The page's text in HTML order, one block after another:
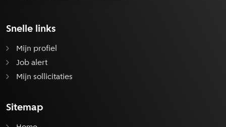
Snelle links
Mijn profiel
Job alert
Mijn sollicitaties
Sitemap